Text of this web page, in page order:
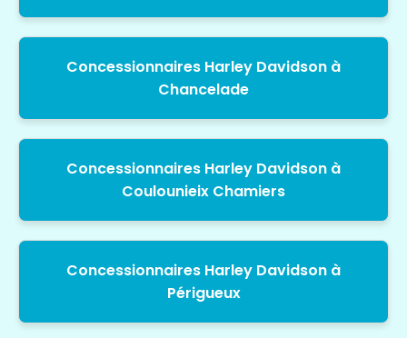
Concessionnaires Harley Davidson à
Chancelade
Concessionnaires Harley Davidson à
Coulounieix Chamiers
Concessionnaires Harley Davidson à
Périgueux